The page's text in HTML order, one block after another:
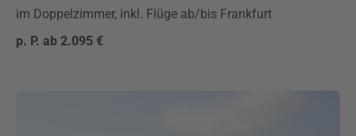
im Doppelzimmer, inkl. Flüge ab/bis Frankfurt
p. P. ab 2.095 €